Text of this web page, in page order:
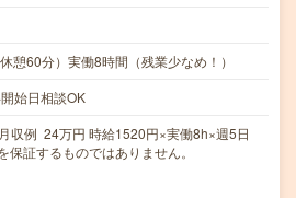
憩60分）実働8時間（残業少なめ！）
始日相談OK
例 24万円 時給1520円×実働8h×週5日
証するものではありません。